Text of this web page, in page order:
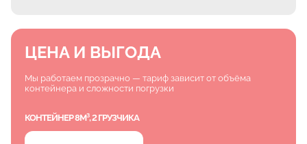
ЦЕНА И ВЫГОДА
Мы работаем прозрачно — тариф зависит от объёма
контейнера и сложности погрузки
КОНТЕЙНЕР 8М³, 2 ГРУЗЧИКА